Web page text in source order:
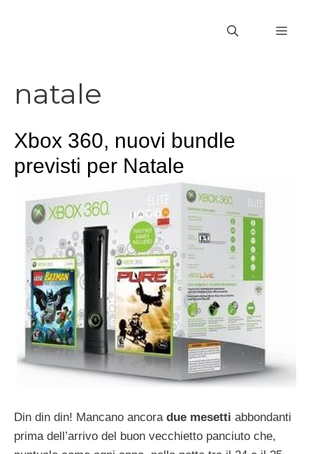
natale
Xbox 360, nuovi bundle
previsti per Natale
Din din din! Mancano ancora due mesetti abbondanti
prima dell’arrivo del buon vecchietto panciuto che,